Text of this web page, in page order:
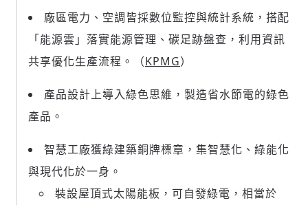
廠區電力、空調皆採數位監控與統計系統，搭配
「能源雲」落實能源管理、碳足跡盤查，利用資訊
共享優化生產流程。（KPMG）
產品設計上導入綠色思維，製造省水節電的綠色
產品。
智慧工廠獲綠建築銅牌標章，集智慧化、綠能化
與現代化於一身。
裝設屋頂式太陽能板，可自發綠電，相當於